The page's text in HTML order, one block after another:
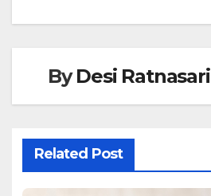
ByDesi Ratnasari
Related Post